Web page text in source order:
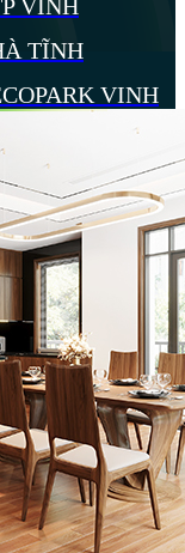
VINH
TĨNH
VINH